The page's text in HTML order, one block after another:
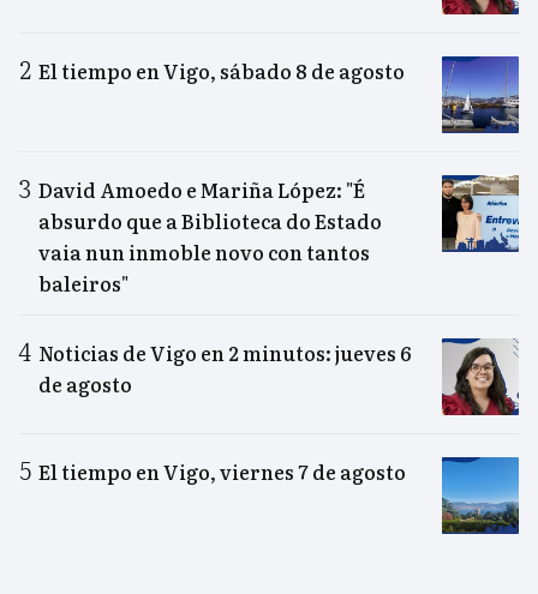
El tiempo en Vigo, sábado 8 de agosto
David Amoedo e Mariña López: "É
absurdo que a Biblioteca do Estado
vaia nun inmoble novo con tantos
baleiros"
Noticias de Vigo en 2 minutos: jueves 6
de agosto
El tiempo en Vigo, viernes 7 de agosto